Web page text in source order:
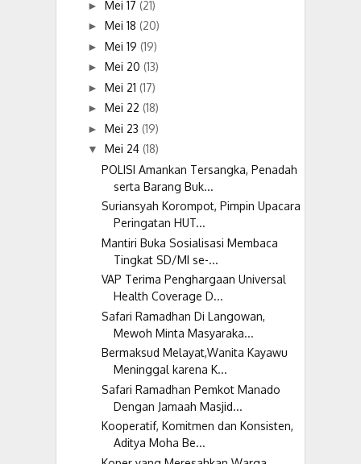
► Mei 17 (21)
► Mei 18 (20)
► Mei 19 (19)
► Mei 20 (13)
► Mei 21 (17)
► Mei 22 (18)
► Mei 23 (19)
▼ Mei 24 (18)
POLISI Amankan Tersangka, Penadah
serta Barang Buk...
Suriansyah Korompot, Pimpin Upacara
Peringatan HUT...
Mantiri Buka Sosialisasi Membaca
Tingkat SD/MI se-...
VAP Terima Penghargaan Universal
Health Coverage D...
Safari Ramadhan Di Langowan,
Mewoh Minta Masyaraka...
Bermaksud Melayat,Wanita Kayawu
Meninggal karena K...
Safari Ramadhan Pemkot Manado
Dengan Jamaah Masjid...
Kooperatif, Komitmen dan Konsisten,
Aditya Moha Be...